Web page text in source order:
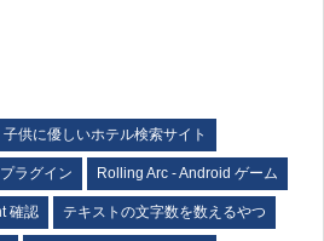
子供に優しいホテル検索サイト
ラグイン Rolling Arc - Android ゲーム
確認 テキストの文字数を数えるやつ